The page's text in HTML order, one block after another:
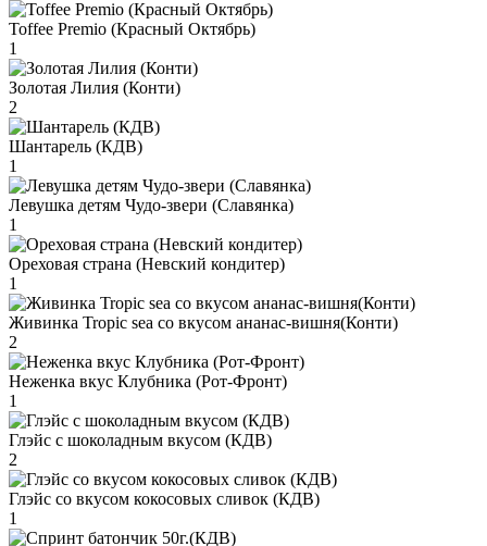
Toffee Premio (Красный Октябрь)
1
Золотая Лилия (Конти)
2
Шантарель (КДВ)
1
Левушка детям Чудо-звери (Славянка)
1
Ореховая страна (Невский кондитер)
1
Живинка Tropic sea со вкусом ананас-вишня(Конти)
2
Неженка вкус Клубника (Рот-Фронт)
1
Глэйс с шоколадным вкусом (КДВ)
2
Глэйс со вкусом кокосовых сливок (КДВ)
1